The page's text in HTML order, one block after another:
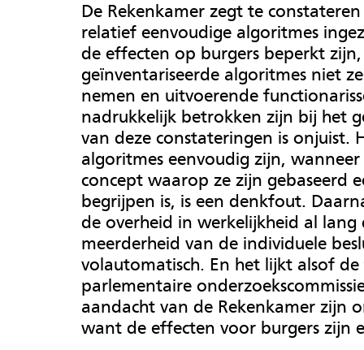
De Rekenkamer zegt te
relatief eenvoudige algoritmes
de effecten op burgers beperkt
geïnventariseerde algoritmes niet
nemen en uitvoerende
nadrukkelijk betrokken zijn bij het
van deze constateringen is onjuist.
algoritmes eenvoudig zijn,
concept waarop ze zijn gebaseerd
begrijpen is, is een denkfout.
de overheid in werkelijkheid al lang
meerderheid van de individuele
volautomatisch. En het lijkt alsof de
parlementaire
aandacht van de Rekenkamer zijn
want de effecten voor burgers zijn